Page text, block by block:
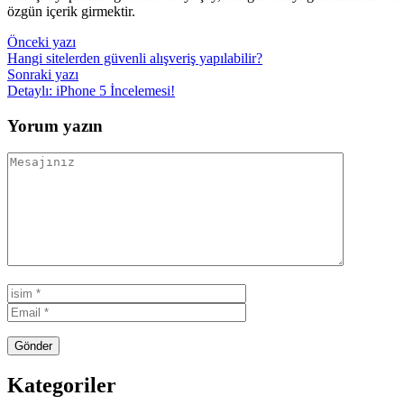
özgün içerik girmektir.
Yazı
gezinmesi
Önceki yazı
Hangi sitelerden güvenli alışveriş yapılabilir?
Sonraki yazı
Detaylı: iPhone 5 İncelemesi!
Yorum yazın
Kategoriler